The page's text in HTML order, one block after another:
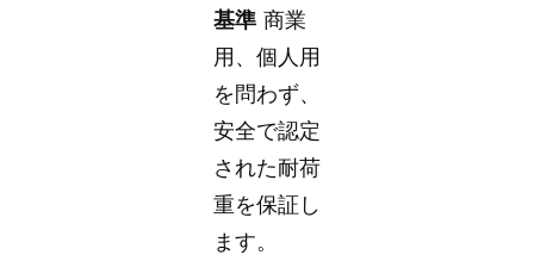
基準 商業
用、個人用
を問わず、
安全で認定
された耐荷
重を保証し
ます。